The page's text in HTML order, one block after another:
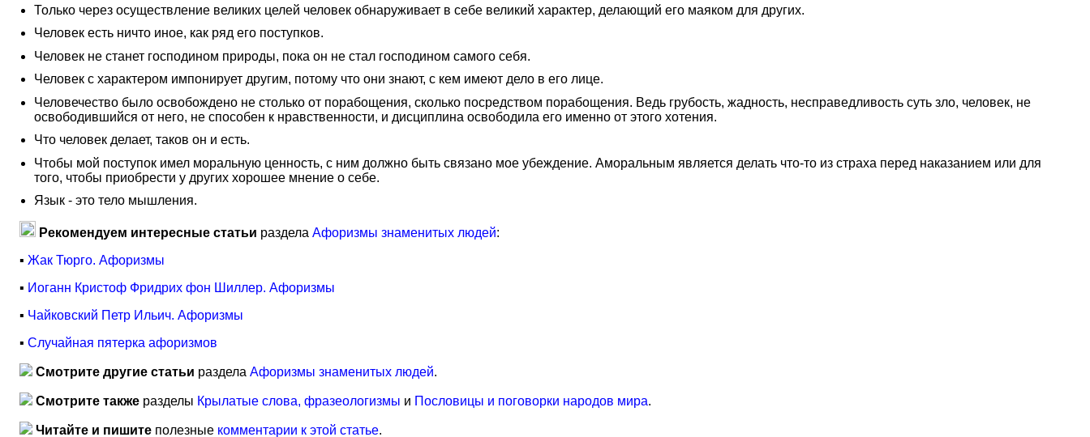
Только через осуществление великих целей человек обнаруживает в себе великий характер, делающий его маяком для других.
Человек есть ничто иное, как ряд его поступков.
Человек не станет господином природы, пока он не стал господином самого себя.
Человек с характером импонирует другим, потому что они знают, с кем имеют дело в его лице.
Человечество было освобождено не столько от порабощения, сколько посредством порабощения. Ведь грубость, жадность, несправедливость суть зло, человек, не
освободившийся от него, не способен к нравственности, и дисциплина освободила его именно от этого хотения.
Что человек делает, таков он и есть.
Чтобы мой поступок имел моральную ценность, с ним должно быть связано мое убеждение. Аморальным является делать что-то из страха перед наказанием или для
того, чтобы приобрести у других хорошее мнение о себе.
Язык - это тело мышления.
Рекомендуем интересные статьи раздела Афоризмы знаменитых людей:
▪ Жак Тюрго. Афоризмы
▪ Иоганн Кристоф Фридрих фон Шиллер. Афоризмы
▪ Чайковский Петр Ильич. Афоризмы
▪ Случайная пятерка афоризмов
Смотрите другие статьи раздела Афоризмы знаменитых людей.
Смотрите также разделы Крылатые слова, фразеологизмы и Пословицы и поговорки народов мира.
Читайте и пишите полезные комментарии к этой статье.